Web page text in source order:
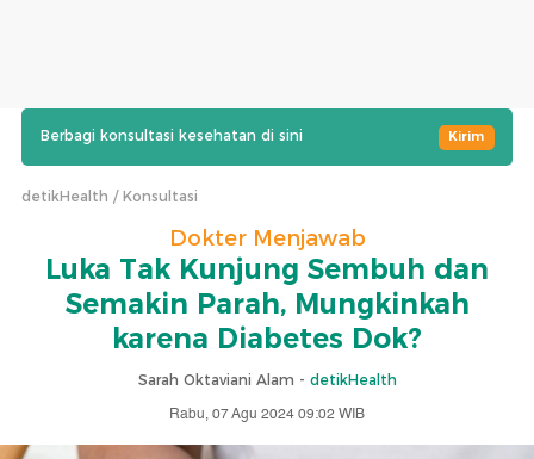
Berbagi konsultasi kesehatan di sini Kirim
detikHealth Konsultasi
Dokter Menjawab
Luka Tak Kunjung Sembuh dan
Semakin Parah, Mungkinkah
karena Diabetes Dok?
Sarah Oktaviani Alam - detikHealth
Rabu, 07 Agu 2024 09:02 WIB